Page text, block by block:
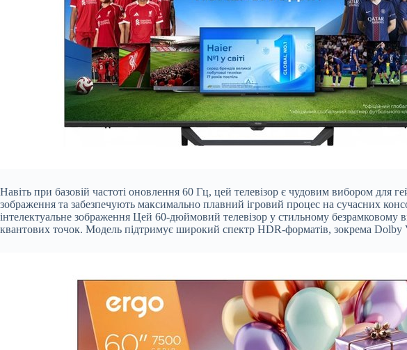
Навіть при базовій частоті оновлення 60 Гц, цей телевізор є чудовим вибором
зображення та забезпечують максимально плавний ігровий процес на сучасних
інтелектуальне зображення Цей 60-дюймовий телевізор у стильному
квантових точок. Модель підтримує широкий спектр HDR-форматів, зокрема